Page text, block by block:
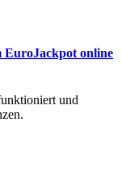
online
und